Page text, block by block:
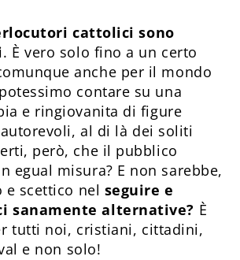
cattolici sono
. È vero solo fino a un certo
anche per il mondo
contare su una
e ringiovanita di figure
al di là dei soliti
però, che il pubblico
egual misura? E non sarebbe,
e scettico nel seguire e
sanamente alternative? È
tutti noi, cristiani, cittadini,
e non solo!